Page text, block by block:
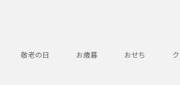
敬老の日 お歳暮 おせち